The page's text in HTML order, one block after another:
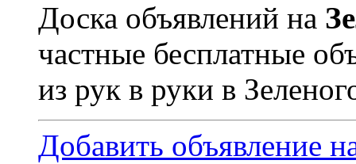
Доска объявлений на
частные бесплатные
из рук в руки в
Добавить объявление